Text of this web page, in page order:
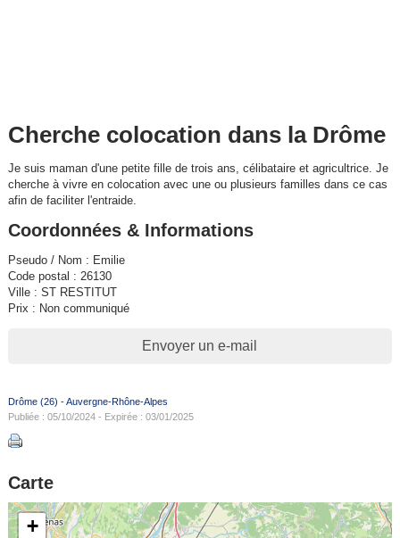
Cherche colocation dans la Drôme
Je suis maman d'une petite fille de trois ans, célibataire et agricultrice. Je
cherche à vivre en colocation avec une ou plusieurs familles dans ce cas
afin de faciliter l'entraide.
Coordonnées & Informations
Pseudo / Nom : Emilie
Code postal : 26130
Ville : ST RESTITUT
Prix : Non communiqué
Envoyer un e-mail
Drôme (26) -Auvergne-Rhône-Alpes
Publiée : 05/10/2024 - Expirée : 03/01/2025
Carte
+